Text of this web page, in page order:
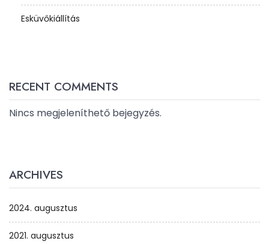
Esküvőkiállítás
RECENT COMMENTS
Nincs megjeleníthető bejegyzés.
ARCHIVES
2024. augusztus
2021. augusztus